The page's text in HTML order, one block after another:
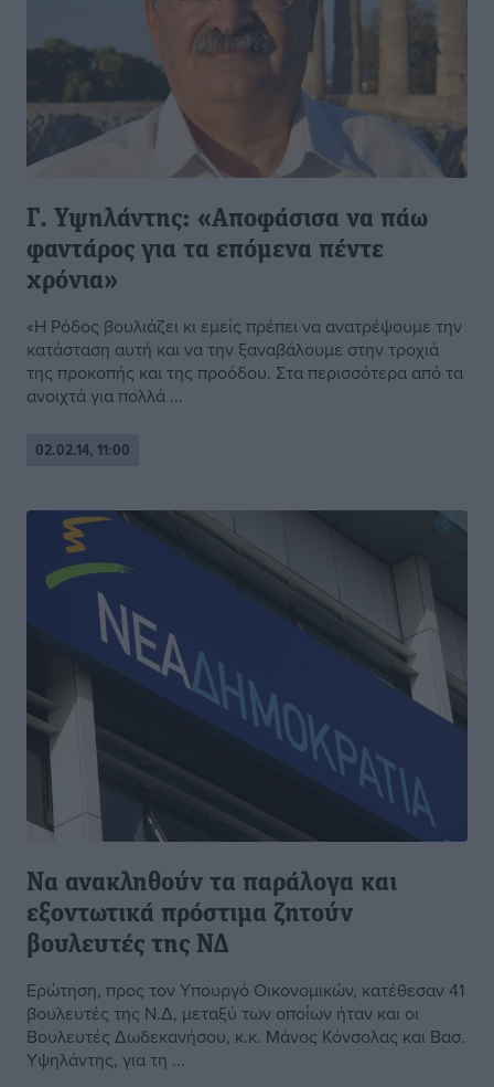
Γ. Υψηλάντης: «Αποφάσισα να πάω
φαντάρος για τα επόμενα πέντε
χρόνια»
«Η Ρόδος βουλιάζει κι εμείς πρέπει να ανατρέψουμε την
κατάσταση αυτή και να την ξαναβάλουμε στην τροχιά
της προκοπής και της προόδου. Στα περισσότερα από τα
ανοιχτά για πολλά ...
02.02.14, 11:00
Να ανακληθούν τα παράλογα και
εξοντωτικά πρόστιμα ζητούν
βουλευτές της ΝΔ
Ερώτηση, προς τον Υπουργό Οικονομικών, κατέθεσαν 41
βουλευτές της Ν.Δ, μεταξύ των οποίων ήταν και οι
Βουλευτές Δωδεκανήσου, κ.κ. Μάνος Κόνσολας και Βασ.
Υψηλάντης, για τη ...